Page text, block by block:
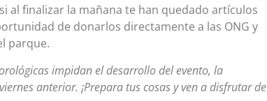
al finalizar la mañana te han quedado artículos
de donarlos directamente a las ONG y
parque.
impidan el desarrollo del evento, la
anterior. ¡Prepara tus cosas y ven a disfrutar de